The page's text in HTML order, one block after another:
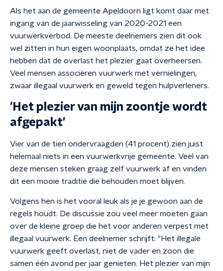
Als het aan de gemeente Apeldoorn ligt komt daar met
ingang van de jaarwisseling van 2020-2021 een
vuurwerkverbod. De meeste deelnemers zien dit ook
wel zitten in hun eigen woonplaats, omdat ze het idee
hebben dat de overlast het plezier gaat overheersen.
Veel mensen associëren vuurwerk met vernielingen,
zwaar illegaal vuurwerk en geweld tegen hulpverleners.
'Het plezier van mijn zoontje wordt
afgepakt'
Vier van de tien ondervraagden (41 procent) zien juist
helemaal niets in een vuurwerkvrije gemeente. Veel van
deze mensen steken graag zelf vuurwerk af en vinden
dit een mooie traditie die behouden moet blijven.
Volgens hen is het vooral leuk als je je gewoon aan de
regels houdt. De discussie zou veel meer moeten gaan
over de kleine groep die het voor anderen verpest met
illegaal vuurwerk. Een deelnemer schrijft: "Het illegale
vuurwerk geeft overlast, niet de vader en zoon die
samen één avond per jaar genieten. Het plezier van mijn